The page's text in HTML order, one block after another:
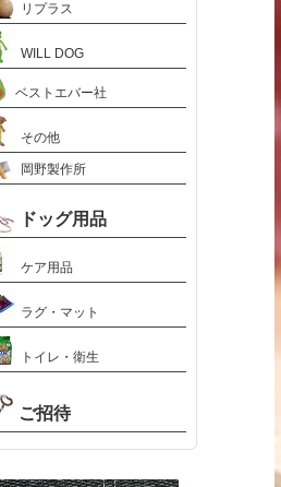
リプラス
WILL DOG
ベストエバー社
その他
岡野製作所
ドッグ用品
ケア用品
ラグ・マット
トイレ・衛生
ご招待